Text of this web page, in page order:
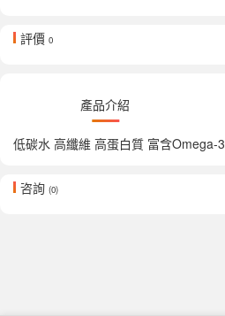
評價 0
產品介紹
低碳水 高纖維 高蛋白質 富含Omega-3
咨詢 (0)